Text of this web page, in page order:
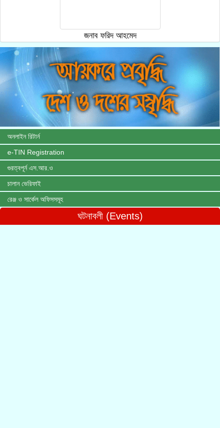
জনাব ফরিদ আহমেদ
অনলাইন রিটার্ন
e-TIN Registration
গুরত্বপূর্ন এস.আর.ও
চালান ভেরিফাই
রেঞ্জ ও সার্কেল অফিসসমূহ
ঘটনাবলী (Events)